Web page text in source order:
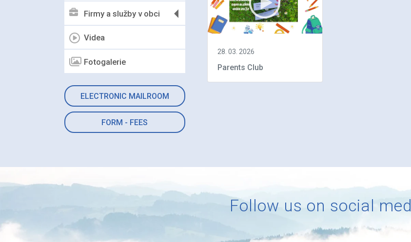
Firmy a služby v obci
Videa
Fotogalerie
ELECTRONIC MAILROOM
FORM - FEES
28. 03. 2026
Parents Club
Follow us on social